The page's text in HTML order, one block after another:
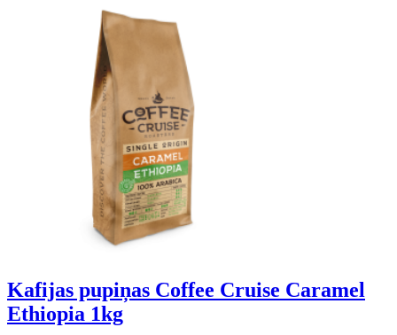
Kafijas pupiņas Coffee Cruise Caramel
Ethiopia 1kg